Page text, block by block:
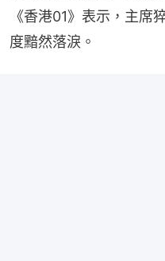
《香港01》表示，主席
度黯然落淚。